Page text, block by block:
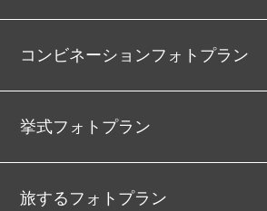
コンビネーションフォトプラン
挙式フォトプラン
旅するフォトプラン